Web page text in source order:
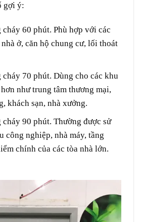
gợi ý:
cháy 60 phút. Phù hợp với các
ở, căn hộ chung cư, lối thoát
cháy 70 phút. Dùng cho các khu
như trung tâm thương mại,
khách sạn, nhà xưởng.
cháy 90 phút. Thường được sử
công nghiệp, nhà máy, tầng
chính của các tòa nhà lớn.